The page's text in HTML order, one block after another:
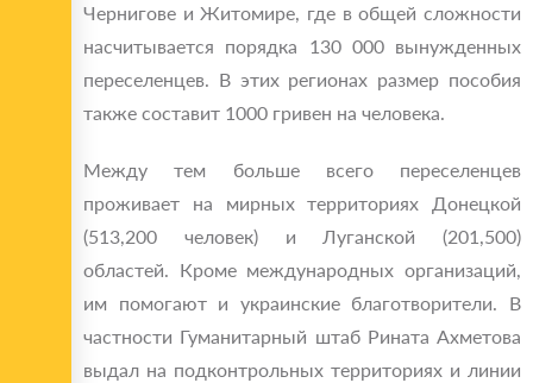
Чернигове и Житомире, где в общей сложности
насчитывается порядка 130 000 вынужденных
переселенцев. В этих регионах размер пособия
также составит 1000 гривен на человека.
Между тем больше всего переселенцев
проживает на мирных территориях Донецкой
(513,200 человек) и Луганской (201,500)
областей. Кроме международных организаций,
им помогают и украинские благотворители. В
частности Гуманитарный штаб Рината Ахметова
выдал на подконтрольных территориях и линии